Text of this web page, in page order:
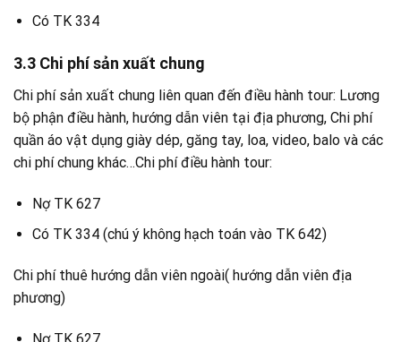
Có TK 334
3.3 Chi phí sản xuất chung
Chi phí sản xuất chung liên quan đến điều hành tour: Lương
bộ phận điều hành, hướng dẫn viên tại địa phương, Chi phí
quần áo vật dụng giày dép, găng tay, loa, video, balo và các
chi phí chung khác…Chi phí điều hành tour:
Nợ TK 627
Có TK 334 (chú ý không hạch toán vào TK 642)
Chi phí thuê hướng dẫn viên ngoài( hướng dẫn viên địa
phương)